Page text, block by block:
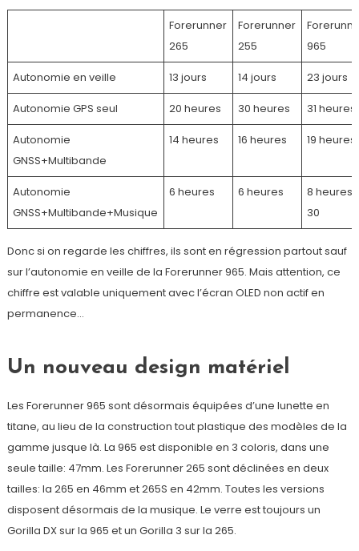
Forerunner
265
Forerunner
255
965
Autonomie en veille 13 jours 14 jours 23 jours
Autonomie GPS seul 20 heures 30 heures 31 heures
Autonomie
GNSS+Multibande
14 heures 16 heures 19 heures
Autonomie
GNSS+Multibande+Musique
6 heures 6 heures
8 heures
30
Donc si on regarde les chiffres, ils sont en régression partout sauf
sur l’autonomie en veille de la Forerunner 965. Mais attention, ce
chiffre est valable uniquement avec l’écran OLED non actif en
permanence…
Un nouveau design matériel
Les Forerunner 965 sont désormais équipées d’une lunette en
titane, au lieu de la construction tout plastique des modèles de la
gamme jusque là. La 965 est disponible en 3 coloris, dans une
seule taille: 47mm. Les Forerunner 265 sont déclinées en deux
tailles: la 265 en 46mm et 265S en 42mm. Toutes les versions
disposent désormais de la musique. Le verre est toujours un
Gorilla DX sur la 965 et un Gorilla 3 sur la 265.